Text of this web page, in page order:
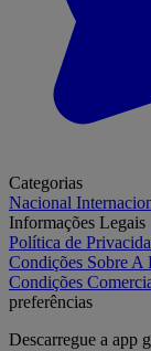
Categorias
Nacional
Informações Legais
Política de
Condições Sobre A
Condições
preferências
Descarregue a app